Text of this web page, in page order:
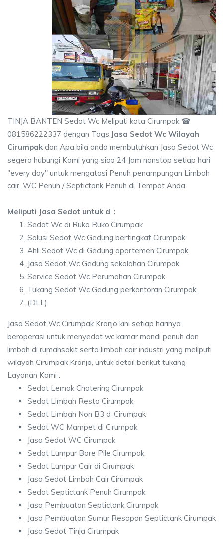
TINJA BANTEN Sedot Wc Meliputi kota Cirumpak ☎
081586222337 dengan Tags Jasa Sedot Wc Wilayah
Cirumpak dan Apa bila anda membutuhkan Jasa Sedot Wc
segera hubungi Kami yang siap 24 Jam nonstop setiap hari
"every day" untuk mengatasi Penuh penampungan Limbah
cair, WC Penuh / Septictank Penuh di Tempat Anda.
Meliputi Jasa Sedot untuk di :
Sedot Wc di Ruko Ruko Cirumpak
Solusi Sedot Wc Gedung bertingkat Cirumpak
Ahli Sedot Wc di Gedung apartemen Cirumpak
Jasa Sedot Wc Gedung sekolahan Cirumpak
Service Sedot Wc Perumahan Cirumpak
Tukang Sedot Wc Gedung perkantoran Cirumpak
(DLL)
Jasa Sedot Wc Cirumpak Kronjo kini setiap harinya
beroperasi untuk menyedot wc kamar mandi penuh dan
limbah di rumahsakit serta limbah cair industri yang meliputi
wilayah Cirumpak Kronjo, untuk detail berikut tukang
Layanan Kami :
Sedot Lemak Chatering Cirumpak
Sedot Limbah Resto Cirumpak
Sedot Limbah Non B3 di Cirumpak
Sedot WC Mampet di Cirumpak
Jasa Sedot WC Cirumpak
Sedot Lumpur Bore Pile Cirumpak
Sedot Lumpur Cair di Cirumpak
Jasa Sedot Limbah Cair Cirumpak
Sedot Septictank Penuh Cirumpak
Jasa Pembuatan Septictank Cirumpak
Jasa Pembuatan Sumur Resapan Septictank Cirumpak
Jasa Sedot Tinja Cirumpak